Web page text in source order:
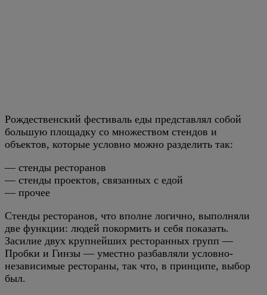
Рождественский фестиваль еды представлял собой
большую площадку со множеством стендов и
объектов, которые условно можно разделить так:
— стенды ресторанов
— стенды проектов, связанных с едой
— прочее
Стенды ресторанов, что вполне логично, выполняли
две функции: людей покормить и себя показать.
Засилие двух крупнейших ресторанных групп —
Пробки и Гинзы — уместно разбавляли условно-
независимые рестораны, так что, в принципе, выбор
был.